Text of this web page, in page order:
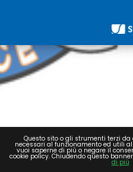
Questo sito o gli strumenti terzi
necessari al funzionamento ed utili
vuoi saperne di più o negare il
cookie policy. Chiudendo questo
di più